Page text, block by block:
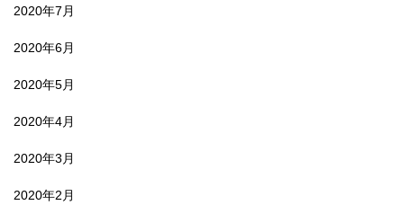
2020年7月
2020年6月
2020年5月
2020年4月
2020年3月
2020年2月